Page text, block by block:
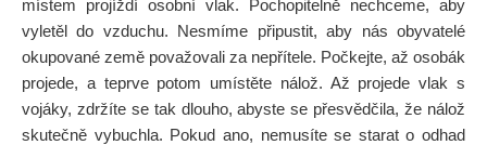
místem projíždí osobní vlak. Pochopitelně nechceme, aby
vyletěl do vzduchu. Nesmíme připustit, aby nás obyvatelé
okupované země považovali za nepřítele. Počkejte, až osobák
projede, a teprve potom umístěte nálož. Až projede vlak s
vojáky, zdržíte se tak dlouho, abyste se přesvědčila, že nálož
skutečně vybuchla. Pokud ano, nemusíte se starat o odhad